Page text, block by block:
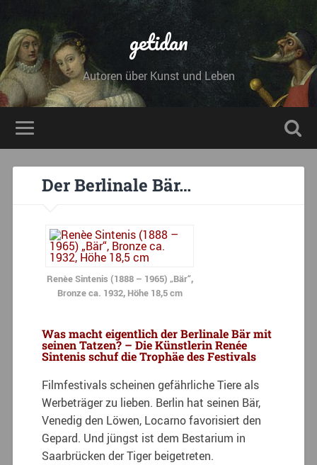
getidan
Autoren über Kunst und Leben
Der Berlinale Bär…
Renèe Sintenis (1888 – 1965) „Bär“,
Bronze ca. 1932, Höhe 18,5 cm
Was macht eigentlich der Berlinale Bär mit
seinen Tatzen? – Die Künstlerin Renée
Sintenis schuf die Trophäe des Festivals
Filmfestivals scheinen gefährliche Tiere als
Werbeträger zu lieben. Berlin hat seinen Bär,
Venedig den Löwen, Locarno favorisiert den
Gepard. Und jüngst ist dem Bestarium in
Saarbrücken der Tiger beigetreten.